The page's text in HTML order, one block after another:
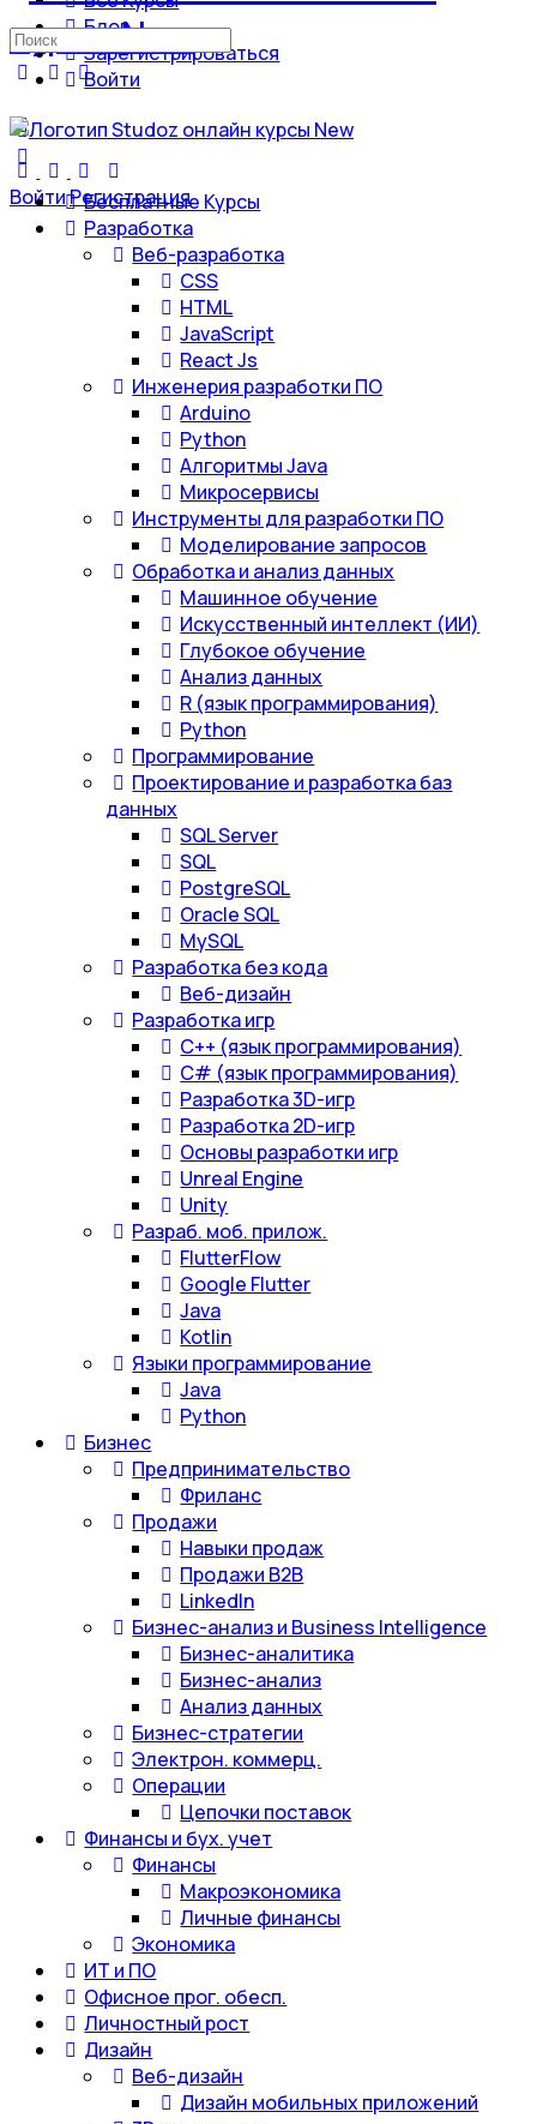
Блог
Зарегистрироваться
Войти
ВойтиРегистрация
Искать:
Бесплатные Курсы
Разработка
Веб-разработка
CSS
HTML
JavaScript
React Js
Инженерия разработки ПО
Arduino
Python
Алгоритмы Java
Микросервисы
Инструменты для разработки ПО
Моделирование запросов
Обработка и анализ данных
Машинное обучение
Искусственный интеллект (ИИ)
Глубокое обучение
Анализ данных
R (язык программирования)
Python
Программирование
Проектирование и разработка баз
данных
SQL Server
SQL
PostgreSQL
Oracle SQL
MySQL
Разработка без кода
Веб-дизайн
Разработка игр
С++ (язык программирования)
С# (язык программирования)
Разработка 3D-игр
Разработка 2D-игр
Основы разработки игр
Unreal Engine
Unity
Разраб. моб. прилож.
FlutterFlow
Google Flutter
Java
Kotlin
Языки программирование
Java
Python
Бизнес
Предпринимательство
Фриланс
Продажи
Навыки продаж
Продажи B2B
LinkedIn
Бизнес-анализ и Business Intelligence
Бизнес-аналитика
Бизнес-анализ
Анализ данных
Бизнес-стратегии
Электрон. коммерц.
Операции
Цепочки поставок
Финансы и бух. учет
Финансы
Макроэкономика
Личные финансы
Экономика
ИТ и ПО
Офисное прог. обесп.
Личностный рост
Дизайн
Веб-дизайн
Дизайн мобильных приложений